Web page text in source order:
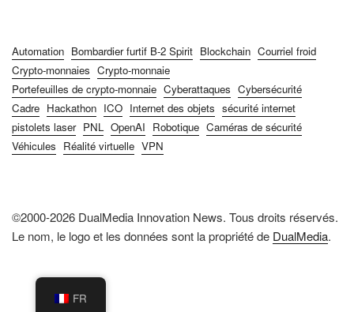
Automation Bombardier furtif B-2 Spirit Blockchain Courriel froid
Crypto-monnaies Crypto-monnaie
Portefeuilles de crypto-monnaie Cyberattaques Cybersécurité
Cadre Hackathon ICO Internet des objets sécurité internet
pistolets laser PNL OpenAI Robotique Caméras de sécurité
Véhicules Réalité virtuelle VPN
©2000-2026 DualMedia Innovation News. Tous droits réservés.
Le nom, le logo et les données sont la propriété de DualMedia.
FR